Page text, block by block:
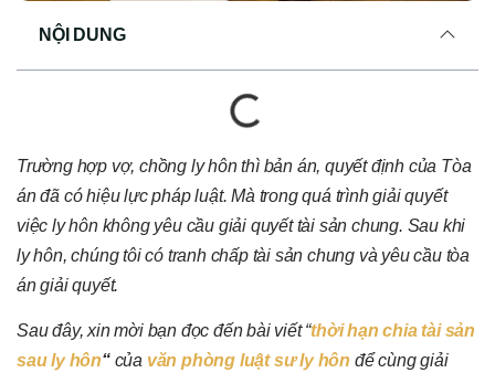
NỘI DUNG
Trường hợp vợ, chồng ly hôn thì bản án, quyết định của Tòa
án đã có hiệu lực pháp luật. Mà trong quá trình giải quyết
việc ly hôn không yêu cầu giải quyết tài sản chung. Sau khi
ly hôn, chúng tôi có tranh chấp tài sản chung và yêu cầu tòa
án giải quyết.
Sau đây, xin mời bạn đọc đến bài viết “thời hạn chia tài sản
sau ly hôn“của văn phòng luật sư ly hôn để cùng giải